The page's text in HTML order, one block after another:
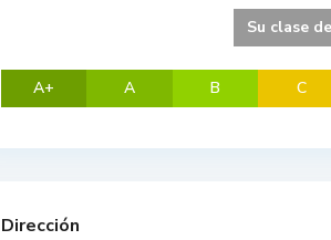
A+ A B C
Su clase
Dirección